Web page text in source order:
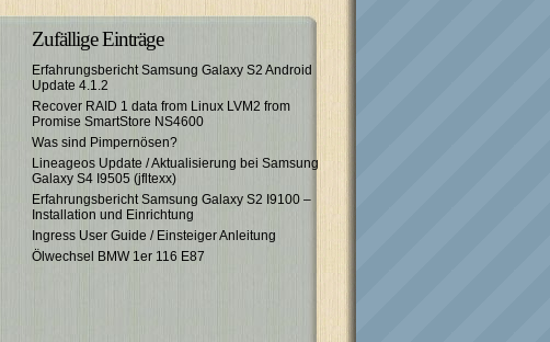
Zufällige Einträge
Erfahrungsbericht Samsung Galaxy S2 Android
Update 4.1.2
Recover RAID 1 data from Linux LVM2 from
Promise SmartStore NS4600
Was sind Pimpernösen?
Lineageos Update / Aktualisierung bei Samsung
Galaxy S4 I9505 (jfltexx)
Erfahrungsbericht Samsung Galaxy S2 I9100 –
Installation und Einrichtung
Ingress User Guide / Einsteiger Anleitung
Ölwechsel BMW 1er 116 E87